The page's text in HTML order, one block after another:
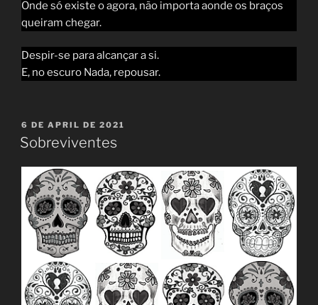
Onde só existe o agora, não importa aonde os braços
queiram chegar.
Despir-se para alcançar a si.
E, no escuro Nada, repousar.
POSTED
ON
6 DE APRIL DE 2021
Sobreviventes